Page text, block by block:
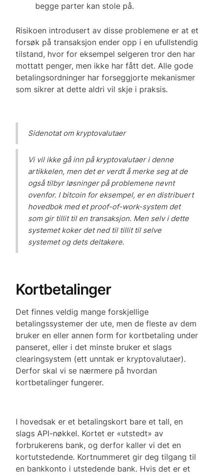
begge parter kan stole på.
Risikoen introdusert av disse problemene er at et
forsøk på transaksjon ender opp i en ufullstendig
tilstand, hvor for eksempel selgeren tror den har
mottatt penger, men ikke har fått det. Alle gode
betalingsordninger har forseggjorte mekanismer
som sikrer at dette aldri vil skje i praksis.
Sidenotat om kryptovalutaer
Vi vil ikke gå inn på kryptovalutaer i denne
artikkelen, men det er verdt å merke seg at de
også tilbyr løsninger på problemene nevnt
ovenfor. I bitcoin for eksempel, er en distribuert
hovedbok med et proof-of-work-system det
som gir tillit til en transaksjon. Men selv i dette
systemet koker det ned til tillit til selve
systemet og dets deltakere.
Kortbetalinger
Det finnes veldig mange forskjellige
betalingssystemer der ute, men de fleste av dem
bruker en eller annen form for kortbetaling under
panseret, eller i det minste bruker et slags
clearingsystem (ett unntak er kryptovalutaer).
Derfor skal vi se nærmere på hvordan
kortbetalinger fungerer.
I hovedsak er et betalingskort bare et tall, en
slags API-nøkkel. Kortet er «utstedt» av
forbrukerens bank, og derfor kaller vi det en
kortutstedende. Kortnummeret gir deg tilgang til
en bankkonto i utstedende bank. Hvis det er et